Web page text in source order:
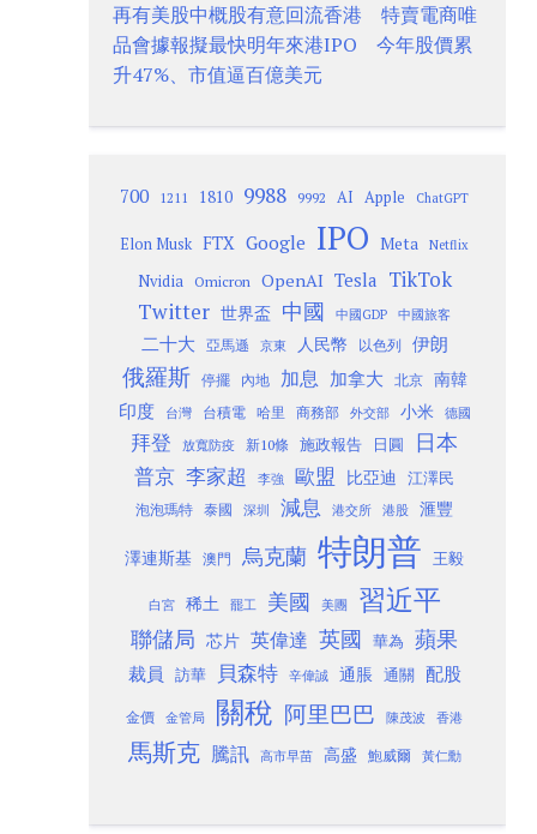
再有美股中概股有意回流香港 特賣電商唯
品會據報擬最快明年來港IPO 今年股價累
升47%、市值逼百億美元
700 1211 1810 9988 9992 AI Apple ChatGPT
Elon Musk FTX Google IPO Meta Netflix
Nvidia Omicron OpenAI Tesla TikTok
Twitter 世界盃 中國 中國GDP 中國旅客
二十大 亞馬遜 京東 人民幣 以色列 伊朗
俄羅斯 停擺 內地 加息 加拿大 北京
南韓
印度
台灣 台積電 哈里 商務部 外交部 小米 德國
拜登 放寬防疫 新10條 施政報告 日圓 日本
普京 李家超 李強 歐盟 比亞迪 江澤民
泡泡瑪特 泰國 深圳 減息 港交所 港股 滙豐
澤連斯基 澳門 烏克蘭 特朗普 王毅
白宮 稀土 罷工 美國 美團 習近平
聯儲局 芯片 英偉達 英國 華為 蘋果
裁員 訪華 貝森特 辛偉誠 通脹 通關 配股
金價 金管局 關稅 阿里巴巴 陳茂波 香港
馬斯克 騰訊 高市早苗 高盛 鮑威爾 黃仁勳